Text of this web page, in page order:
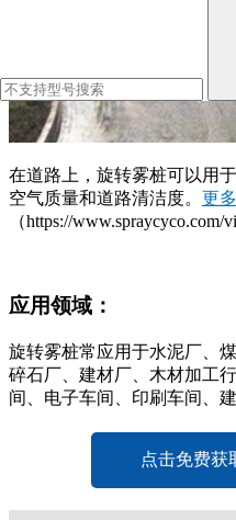
在道路上，旋转雾桩可以用
空气质量和道路清洁度。 更
（https://www.spraycyco.com/
应用领域：
旋转雾桩常应用于水泥厂、
碎石厂、建材厂、木材加工
间、电子车间、印刷车间、
点击免费获